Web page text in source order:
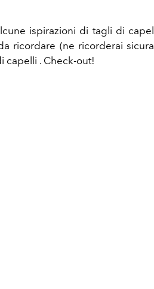
ispirazioni di tagli di
ricordare (ne ricorderai
capelli . Check-out!